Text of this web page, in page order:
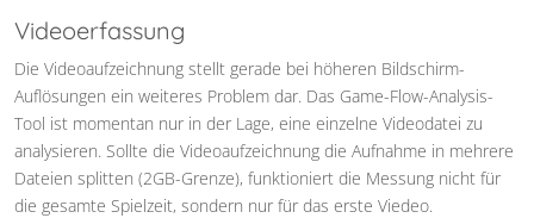
Videoerfassung
Die Videoaufzeichnung stellt gerade bei höheren Bildschirm-
Auflösungen ein weiteres Problem dar. Das Game-Flow-Analysis-
Tool ist momentan nur in der Lage, eine einzelne Videodatei zu
analysieren. Sollte die Videoaufzeichnung die Aufnahme in mehrere
Dateien splitten (2GB-Grenze), funktioniert die Messung nicht für
die gesamte Spielzeit, sondern nur für das erste Viedeo.